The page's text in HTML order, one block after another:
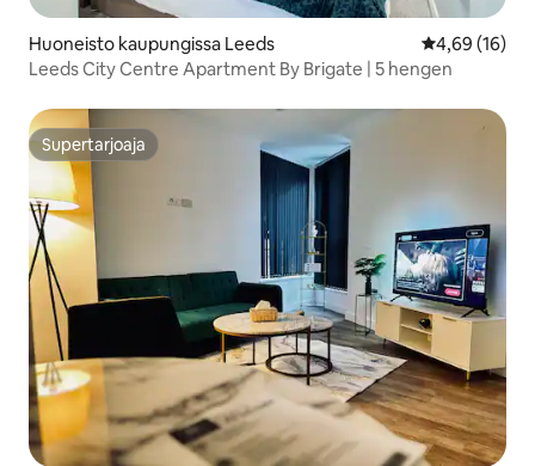
Huoneisto kaupungissa Leeds
4,69 (16)
Leeds City Centre Apartment By Brigate | 5 hengen
Supertarjoaja
Supertarjoaja